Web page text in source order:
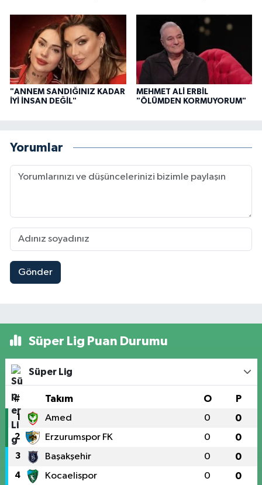
"ANNEM SANDIĞINIZ KADAR
İYİ İNSAN DEĞİL"
MEHMET ALİ ERBİL
"ÖLÜMDEN KORMUYORUM"
Yorumlar
Gönder
Süper Lig Puan Durumu
Süper Lig
# Takım O P
1 Amed 0 0
2 Erzurumspor FK 0 0
3 Başakşehir 0 0
4 Kocaelispor 0 0